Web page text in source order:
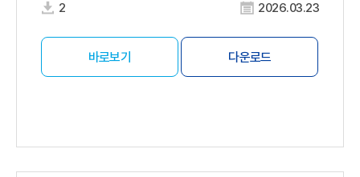
2 2026.03.23
바로보기 다운로드